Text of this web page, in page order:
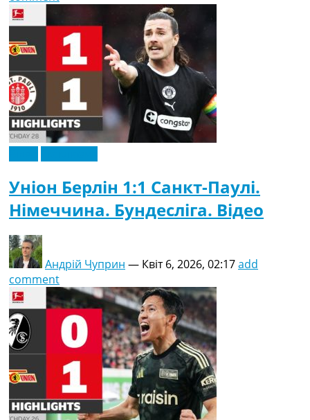
Уніон Берлін 1:1 Санкт-Паулі.
Німеччина. Бундесліга. Відео
Андрій Чуприн — Квіт 6, 2026, 02:17add
comment